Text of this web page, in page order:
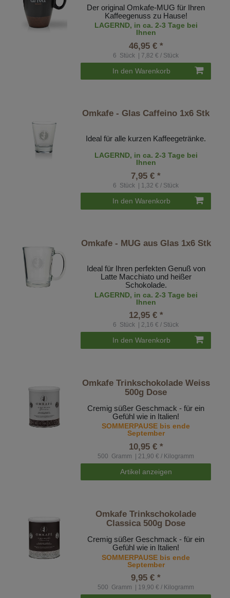
Der original Omkafe-MUG für Ihren
Kaffeegenuss zu Hause!
LAGERND, in ca. 2-3 Tage bei
Ihnen
46,95 € *
6 Stück | 7,82 € / Stück
In den Warenkorb
Omkafe - Glas Caffeino 1x6 Stk
Ideal für alle kurzen Kaffeegetränke.
LAGERND, in ca. 2-3 Tage bei
Ihnen
7,95 € *
6 Stück | 1,32 € / Stück
In den Warenkorb
Omkafe - MUG aus Glas 1x6 Stk
Ideal für Ihren perfekten Genuß von
Latte Macchiato und heißer
Schokolade.
LAGERND, in ca. 2-3 Tage bei
Ihnen
12,95 € *
6 Stück | 2,16 € / Stück
In den Warenkorb
Omkafe Trinkschokolade Weiss
500g Dose
Cremig süßer Geschmack - für ein
Gefühl wie in Italien!
SOMMERPAUSE bis ende
September
10,95 € *
500 Gramm | 21,90 € / Kilogramm
Artikel anzeigen
Omkafe Trinkschokolade
Classica 500g Dose
Cremig süßer Geschmack - für ein
Gefühl wie in Italien!
SOMMERPAUSE bis ende
September
9,95 € *
500 Gramm | 19,90 € / Kilogramm